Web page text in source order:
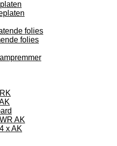
folies
folies
AK
x AK